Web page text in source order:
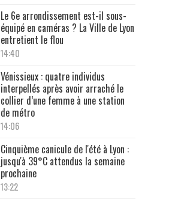
Le 6e arrondissement est-il sous-
équipé en caméras ? La Ville de Lyon
entretient le flou
14:40
Vénissieux : quatre individus
interpellés après avoir arraché le
collier d’une femme à une station
de métro
14:06
Cinquième canicule de l'été à Lyon :
jusqu'à 39°C attendus la semaine
prochaine
13:22